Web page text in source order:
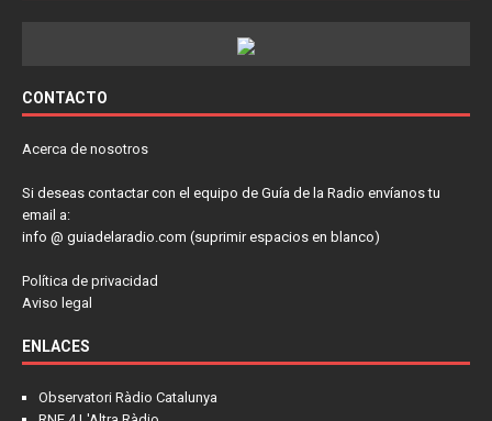
CONTACTO
Acerca de nosotros
Si deseas contactar con el equipo de Guía de la Radio envíanos tu
email a:
info @ guiadelaradio.com (suprimir espacios en blanco)
Política de privacidad
Aviso legal
ENLACES
Observatori Ràdio Catalunya